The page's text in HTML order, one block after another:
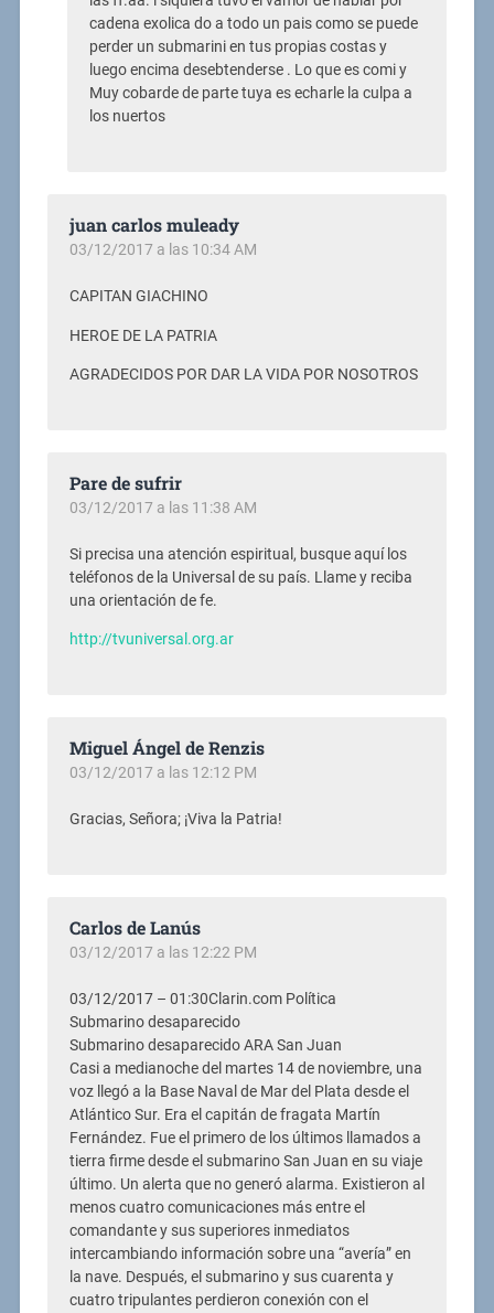
cadena exolica do a todo un pais como se puede
perder un submarini en tus propias costas y
luego encima desebtenderse . Lo que es comi y
Muy cobarde de parte tuya es echarle la culpa a
los nuertos
juan carlos muleady
03/12/2017 a las 10:34 AM
CAPITAN GIACHINO
HEROE DE LA PATRIA
AGRADECIDOS POR DAR LA VIDA POR NOSOTROS
Pare de sufrir
03/12/2017 a las 11:38 AM
Si precisa una atención espiritual, busque aquí los
teléfonos de la Universal de su país. Llame y reciba
una orientación de fe.
http://tvuniversal.org.ar
Miguel Ángel de Renzis
03/12/2017 a las 12:12 PM
Gracias, Señora; ¡Viva la Patria!
Carlos de Lanús
03/12/2017 a las 12:22 PM
03/12/2017 – 01:30Clarin.com Política
Submarino desaparecido
Submarino desaparecido ARA San Juan
Casi a medianoche del martes 14 de noviembre, una
voz llegó a la Base Naval de Mar del Plata desde el
Atlántico Sur. Era el capitán de fragata Martín
Fernández. Fue el primero de los últimos llamados a
tierra firme desde el submarino San Juan en su viaje
último. Un alerta que no generó alarma. Existieron al
menos cuatro comunicaciones más entre el
comandante y sus superiores inmediatos
intercambiando información sobre una “avería” en
la nave. Después, el submarino y sus cuarenta y
cuatro tripulantes perdieron conexión con el